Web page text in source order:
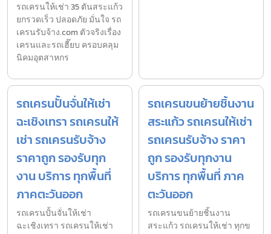
รถเครนให้เช่า 35 ตันสระแก้ว
ยกรวดเร็ว ปลอดภัย มั่นใจ รถ
เครนรับจ้าง.com ตัวจริงเรื่อง
เครนและรถเฮี๊ยบ ครอบคลุม
นิคมอุตสาหกร
รถเครนปั้นจั่นให้เช่า
ฉะเชิงเทรา รถเครนให้
เช่า รถเครนรับจ้าง
ราคาถูก รองรับทุก
งาน บริการ ทุกพื้นที่
ภาคตะวันออก
รถเครนปั้นจั่นให้เช่า
ฉะเชิงเทรา รถเครนให้เช่า
รถเครนขนย้ายชิ้นงาน
สระแก้ว รถเครนให้เช่า
รถเครนรับจ้าง ราคา
ถูก รองรับทุกงาน
บริการ ทุกพื้นที่ ภาค
ตะวันออก
รถเครนขนย้ายชิ้นงาน
สระแก้ว รถเครนให้เช่า ทุกข